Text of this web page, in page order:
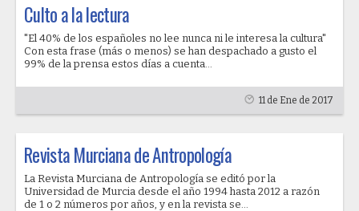
Culto a la lectura
"El 40% de los españoles no lee nunca ni le interesa la cultura"
Con esta frase (más o menos) se han despachado a gusto el
99% de la prensa estos días a cuenta...
11 de Ene de 2017
Revista Murciana de Antropología
La Revista Murciana de Antropología se editó por la
Universidad de Murcia desde el año 1994 hasta 2012 a razón
de 1 o 2 números por años, y en la revista se...